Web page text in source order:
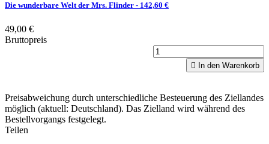
Die wunderbare Welt der Mrs. Flinder - 142,60 €
49,00 €
Bruttopreis
 In den Warenkorb
Preisabweichung durch unterschiedliche Besteuerung des Ziellandes
möglich (aktuell: Deutschland). Das Zielland wird während des
Bestellvorgangs festgelegt.
Teilen